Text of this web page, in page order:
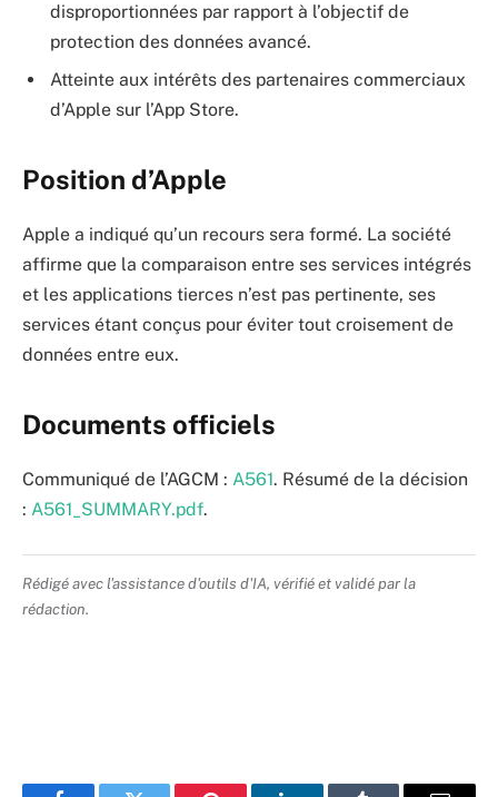
disproportionnées par rapport à l’objectif de
protection des données avancé.
Atteinte aux intérêts des partenaires commerciaux
d’Apple sur l’App Store.
Position d’Apple
Apple a indiqué qu’un recours sera formé. La société
affirme que la comparaison entre ses services intégrés
et les applications tierces n’est pas pertinente, ses
services étant conçus pour éviter tout croisement de
données entre eux.
Documents officiels
Communiqué de l’AGCM : A561. Résumé de la décision
: A561_SUMMARY.pdf.
Rédigé avec l'assistance d'outils d'IA, vérifié et validé par la
rédaction.